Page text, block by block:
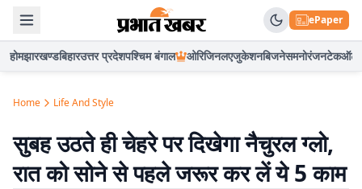
ePaper
होमझारखण्डबिहारउत्तर प्रदेशपश्चिम बंगाल ओरिजिनलएजुकेशनबिजनेसमनोरंजनटेकऑटो
Home Life And Style
सुबह उठते ही चेहरे पर दिखेगा नैचुरल ग्लो,
रात को सोने से पहले जरूर कर लें ये 5 काम